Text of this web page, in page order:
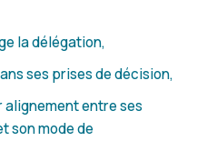
la délégation,
ses prises de décision,
entre ses
son mode de